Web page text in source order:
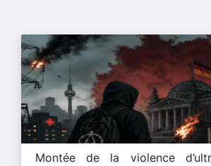
Montée de la violence